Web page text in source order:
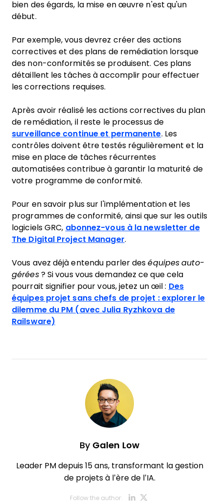
bien des égards, la mise en œuvre n'est qu'un
début.
Par exemple, vous devrez créer des actions
correctives et des plans de remédiation lorsque
des non-conformités se produisent. Ces plans
détaillent les tâches à accomplir pour effectuer
les corrections requises.
Après avoir réalisé les actions correctives du plan
de remédiation, il reste le processus de
surveillance continue et permanente. Les
contrôles doivent être testés régulièrement et la
mise en place de tâches récurrentes
automatisées contribue à garantir la maturité de
votre programme de conformité.
Pour en savoir plus sur l'implémentation et les
programmes de conformité, ainsi que sur les outils
logiciels GRC, abonnez-vous à la newsletter de
The Digital Project Manager.
Vous avez déjà entendu parler deséquipes auto-
gérées? Si vous vous demandez ce que cela
pourrait signifier pour vous, jetez un œil : Des
équipes projet sans chefs de projet : explorer le
dilemme du PM (avec Julia Ryzhkova de
Railsware)
By Galen Low
Leader PM depuis 15 ans, transformant la gestion
de projets à l’ère de l’IA.
Follow the author: Opens new